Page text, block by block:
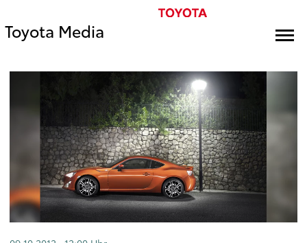
Toyota Media